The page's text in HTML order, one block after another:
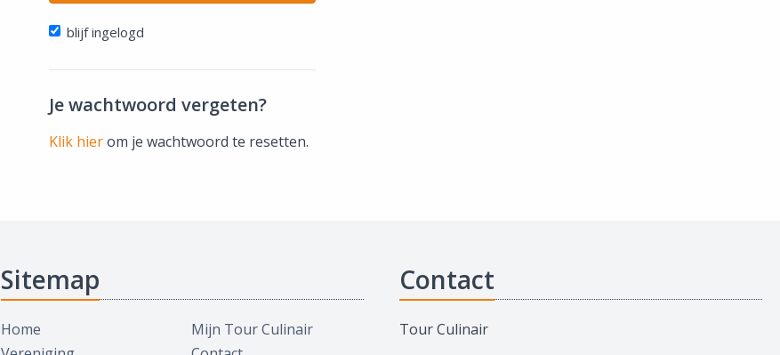
blijf ingelogd
Je wachtwoord vergeten?
Klik hierom je wachtwoord te resetten.
Sitemap
Home
Mijn Tour Culinair
Contact
Tour Culinair